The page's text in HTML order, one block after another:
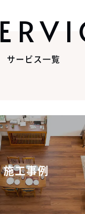
サービス一覧
施工事例